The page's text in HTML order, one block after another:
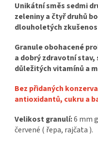
Unikátní směs sedmi
zeleniny a čtyř druhů
dlouholetých
Granule obohacené
a dobrý zdravotní stav,
důležitých vitamínů a
Bez přidaných
antioxidantů, cukru a
Velikost granulí:6 mm
červené ( řepa, rajčata ).